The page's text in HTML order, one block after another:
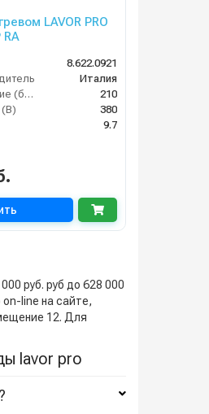
LAVOR PRO
RA
8.622.0921
Италия
Рабочее давление (бар)
210
(В)
380
9.7
руб. руб до 628 000
on-line на сайте,
12. Для
lavor pro